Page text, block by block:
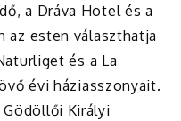
a Dráva Hotel és a
az esten választhatja
és a La
évi háziasszonyait.
Királyi